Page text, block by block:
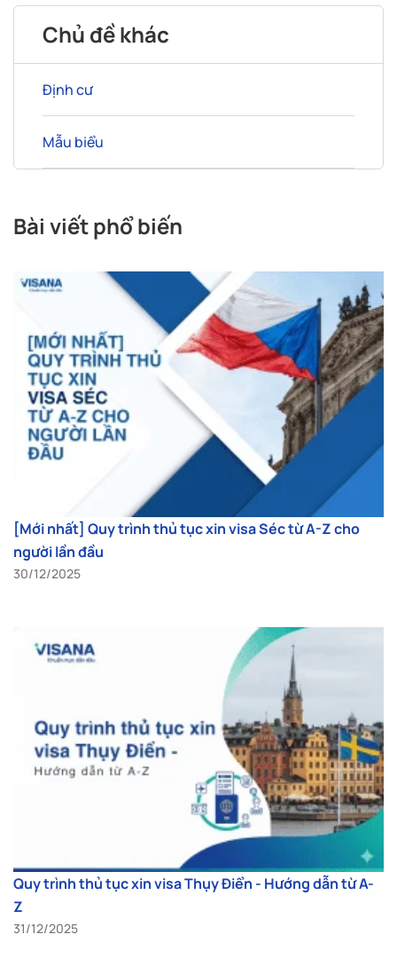
Chủ đề khác
Định cư
Mẫu biểu
Bài viết phổ biến
[Mới nhất] Quy trình thủ tục xin visa Séc từ A-Z cho
người lần đầu
30/12/2025
Quy trình thủ tục xin visa Thụy Điển - Hướng dẫn từ A-
Z
31/12/2025